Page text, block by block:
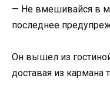
— Не вмешивайся в
последнее
Он вышел из
доставая из кармана